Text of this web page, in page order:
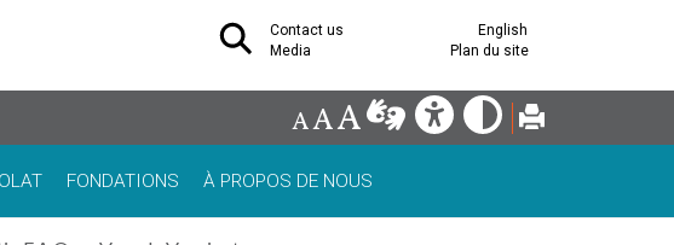
Contact us
English
Media
Plan du site
FONDATIONS À PROPOS DE NOUS